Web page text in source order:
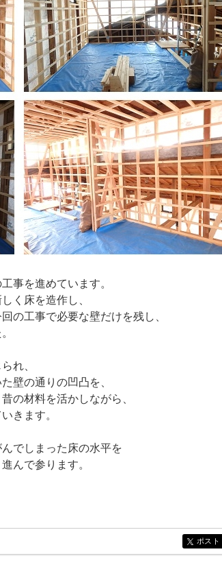
事を進めています。
く床を造作し、
の工事で必要な壁だけを残し、
れ、
壁の通りの凹凸を、
の材料を活かしながら、
きます。
でしまった床の水平を
んで参ります。
ポスト